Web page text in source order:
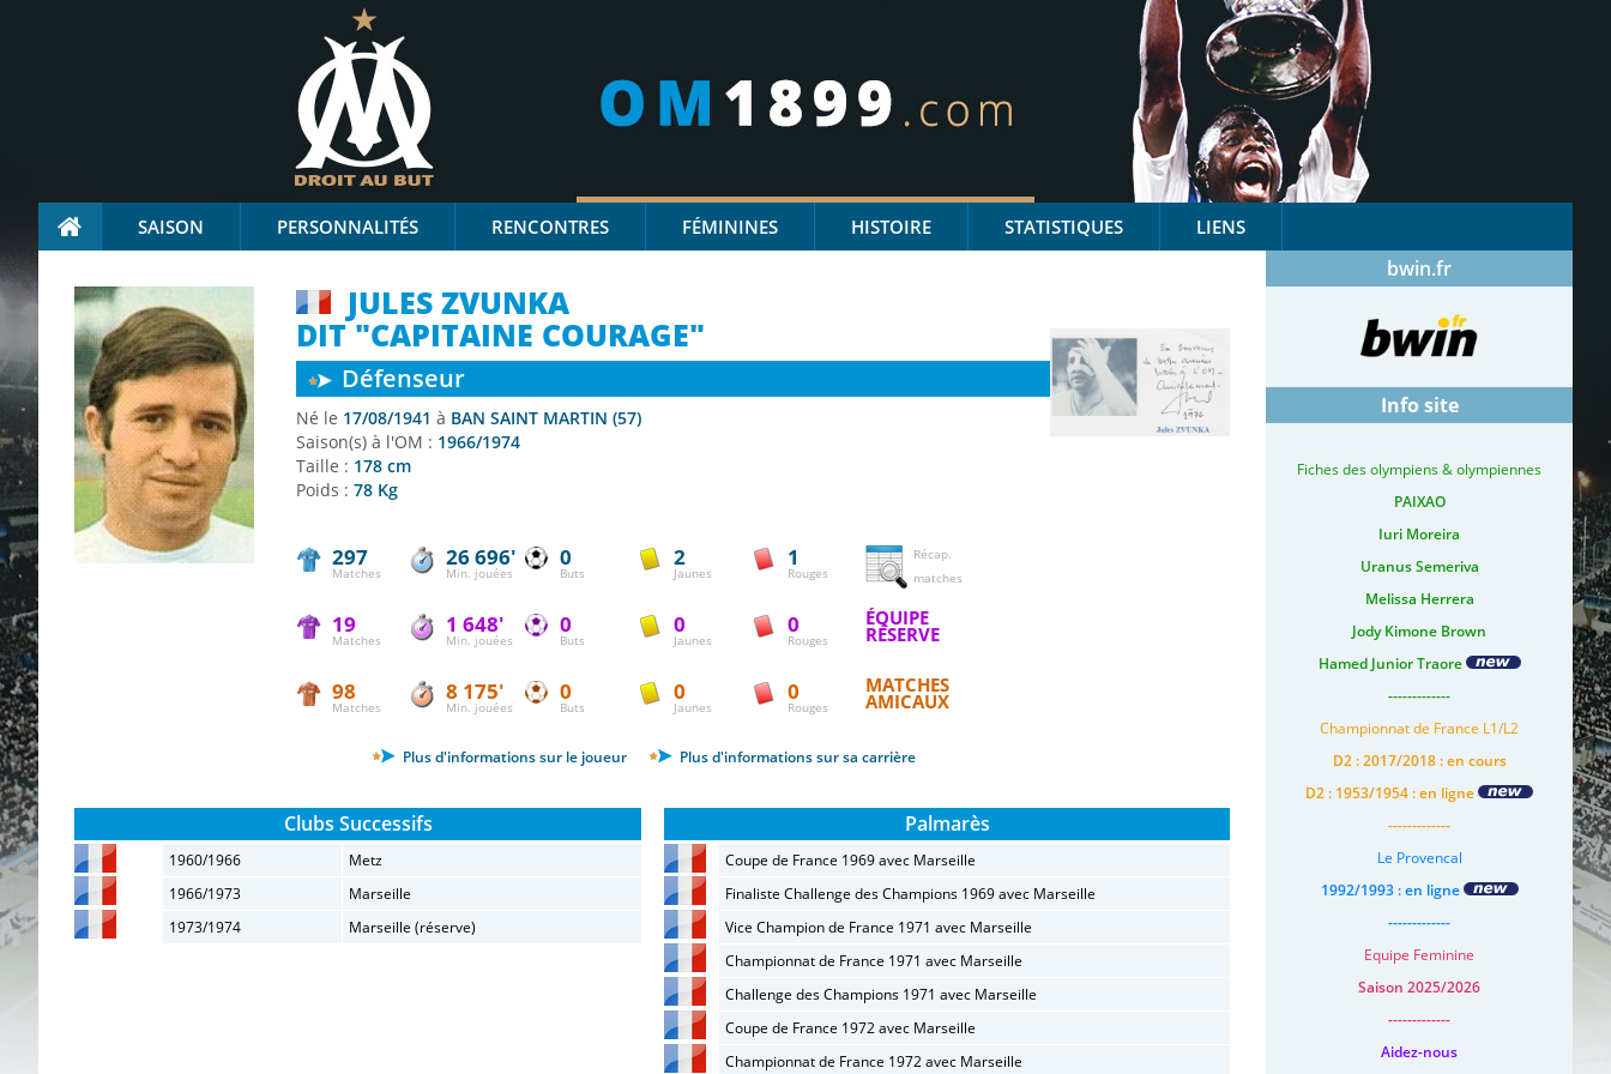
SAISON PERSONNALITÉS RENCONTRES FÉMININES HISTOIRE STATISTIQUES LIENS
JULES ZVUNKA
DIT "CAPITAINE COURAGE"
Défenseur
Né le 17/08/1941 à BAN SAINT MARTIN (57)
Saison(s) à l'OM : 1966/1974
Taille : 178 cm
Poids : 78 Kg
297
Matches
26 696'
Min. jouées
0
Buts
2
Jaunes
1
Rouges
Récap.
matches
19
Matches
1 648'
Min. jouées
0
Buts
0
Jaunes
0
Rouges
ÉQUIPE
RÉSERVE
98
Matches
8 175'
Min. jouées
0
Buts
0
Jaunes
0
Rouges
MATCHES
AMICAUX
Plus d'informations sur le joueur Plus d'informations sur sa carrière
Clubs Successifs
1960/1966
Metz
1966/1973
Marseille
1973/1974
Marseille (réserve)
Palmarès
Coupe de France 1969 avec Marseille
Finaliste Challenge des Champions 1969 avec Marseille
Vice Champion de France 1971 avec Marseille
Championnat de France 1971 avec Marseille
Challenge des Champions 1971 avec Marseille
Coupe de France 1972 avec Marseille
Championnat de France 1972 avec Marseille
bwin.fr
Info site
Fiches des olympiens & olympiennes
PAIXAO
Iuri Moreira
Uranus Semeriva
Melissa Herrera
Jody Kimone Brown
Hamed Junior Traore
-------------
Championnat de France L1/L2
D2 : 2017/2018 : en cours
D2 : 1953/1954 : en ligne
-------------
Le Provencal
1992/1993 : en ligne
-------------
Equipe Feminine
Saison 2025/2026
-------------
Aidez-nous